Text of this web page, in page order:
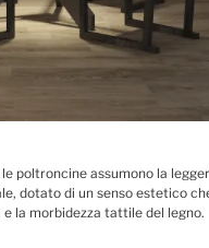
poltroncine assumono la
dotato di un senso estetico
la morbidezza tattile del legno.